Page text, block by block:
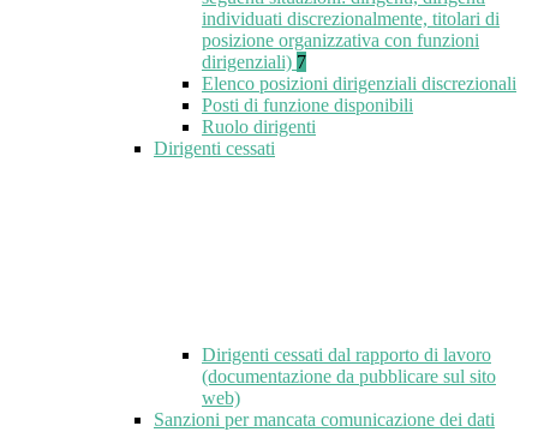
individuati discrezionalmente, titolari di
posizione organizzativa con funzioni
dirigenziali) 7
Elenco posizioni dirigenziali discrezionali
Posti di funzione disponibili
Ruolo dirigenti
Dirigenti cessati
Dirigenti cessati dal rapporto di lavoro
(documentazione da pubblicare sul sito
web)
Sanzioni per mancata comunicazione dei dati